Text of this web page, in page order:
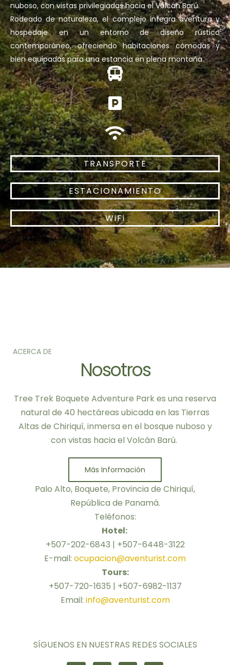
nuboso, con vistas privilegiadas hacia el Volcán Barú.
Rodeado de naturaleza, el complejo integra aventura y
hospedaje en un entorno de diseño rústico
contemporáneo, ofreciendo habitaciones cómodas y
bien equipadas para una estancia en plena montaña.
TRANSPORTE
ESTACIONAMIENTO
WiFi
ACERCA DE
Nosotros
Tree Trek Boquete Adventure Park es una reserva
natural de 40 hectáreas ubicada en las Tierras
Altas de Chiriquí, inmersa en el bosque nuboso y
con vistas hacia el Volcán Barú.
Más Información
Palo Alto, Boquete, Provincia de Chiriquí,
República de Panamá.
Teléfonos:
Hotel:
+507-202-6843 | +507-6448-3122
E-mail: ocupacion@aventurist.com
Tours:
+507-720-1635 | +507-6982-1137
Email: info@aventurist.com
SÍGUENOS EN NUESTRAS REDES SOCIALES